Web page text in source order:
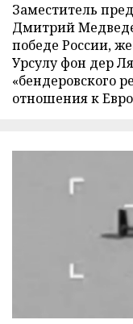
Заместитель
Дмитрий
победе России,
Урсулу фон дер
«бендеровского
отношения к